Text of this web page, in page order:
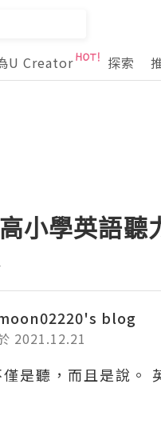
U Creator 探索
小學英語聽
blog
2021.12.21
是聽，而且是說。